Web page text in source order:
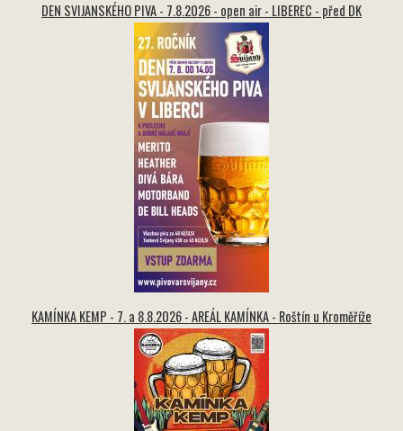
DEN SVIJANSKÉHO PIVA - 7.8.2026 - open air - LIBEREC - před DK
KAMÍNKA KEMP - 7. a 8.8.2026 - AREÁL KAMÍNKA - Roštín u Kroměříže